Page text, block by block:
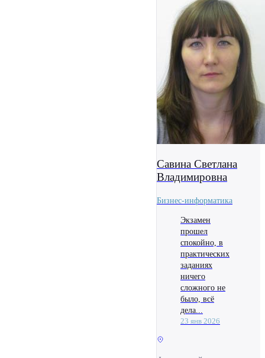
Савина Светлана
Владимировна
Бизнес-информатика
Экзамен
прошел
спокойно, в
практических
заданиях
ничего
сложного не
было, всё
дела...
23 янв 2026